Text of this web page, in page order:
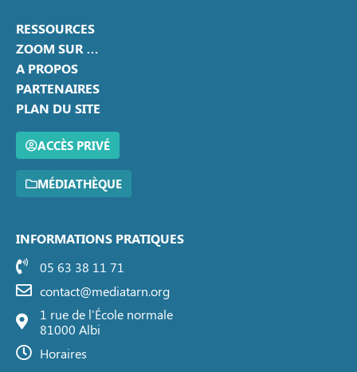
RESSOURCES
ZOOM SUR …
A PROPOS
PARTENAIRES
PLAN DU SITE
ACCÈS PRIVÉ
MÉDIATHÈQUE
INFORMATIONS PRATIQUES
05 63 38 11 71
contact@mediatarn.org
1 rue de l'École normale
81000 Albi
Horaires